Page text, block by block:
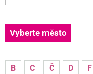
Vyberte město
B C Č D F